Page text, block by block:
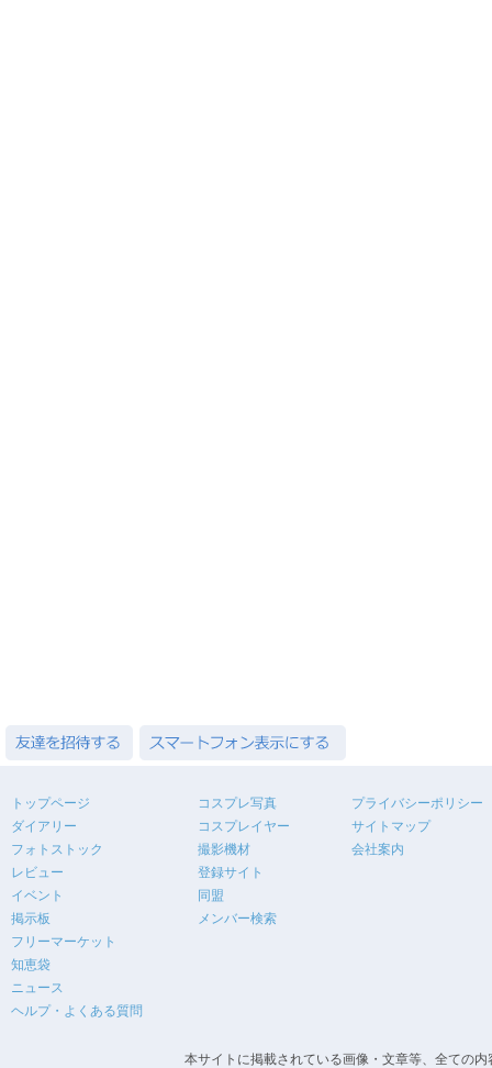
トップページ
ダイアリー
フォトストック
レビュー
イベント
掲示板
フリーマーケット
知恵袋
ニュース
ヘルプ・よくある質問
コスプレ写真
コスプレイヤー
撮影機材
登録サイト
同盟
メンバー検索
プライバシーポリシー
サイトマップ
会社案内
本サイトに掲載されている画像・文章等、全ての